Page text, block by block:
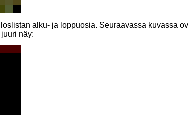
alku- ja loppuosia. Seuraavassa kuvassa
näy: